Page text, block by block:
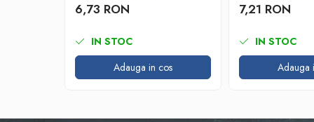
6,73 RON
IN STOC
Adauga in cos
7,21 RON
IN STOC
Adauga